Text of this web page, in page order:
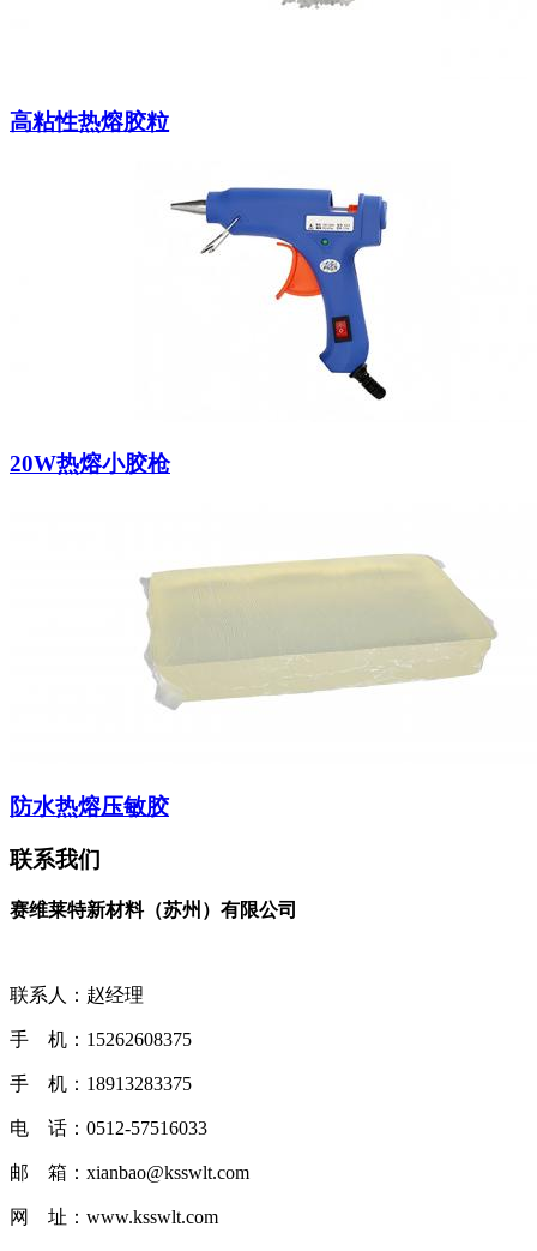
高粘性热熔胶粒
20W热熔小胶枪
防水热熔压敏胶
联系我们
赛维莱特新材料（苏州）有限公司
联系人：赵经理
手 机：15262608375
手 机：18913283375
电 话：0512-57516033
邮 箱：xianbao@ksswlt.com
网 址：www.ksswlt.com